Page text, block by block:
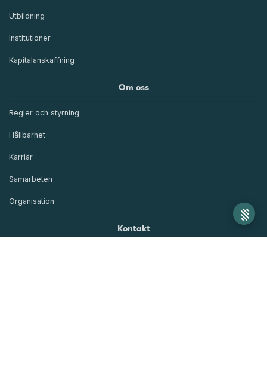
Utbildning
Institutioner
Kapitalanskaffning
Om oss
Regler och styrning
Hållbarhet
Karriär
Samarbeten
Organisation
Kontakt